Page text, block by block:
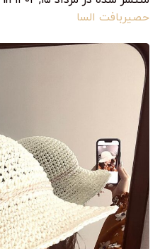
حصیربافت السا